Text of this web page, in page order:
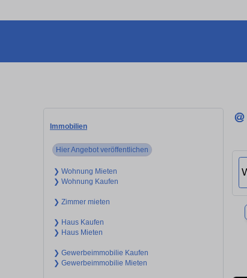
Immobilien
Hier Angebot veröffentlichen
❯ Wohnung Mieten
❯ Wohnung Kaufen
❯ Zimmer mieten
❯ Haus Kaufen
❯ Haus Mieten
❯ Gewerbeimmobilie Kaufen
❯ Gewerbeimmobilie Mieten